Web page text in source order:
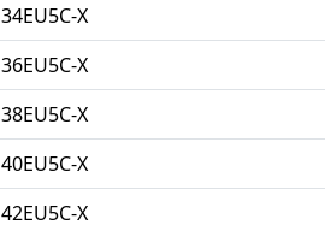
34EU5C-X
36EU5C-X
38EU5C-X
40EU5C-X
42EU5C-X